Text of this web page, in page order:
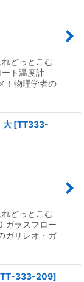
どっとこむ
ト温度計
！物理学者の
大 [TT333-
どっとこむ
ラスフロー
リレオ・ガ
TT-333-209]